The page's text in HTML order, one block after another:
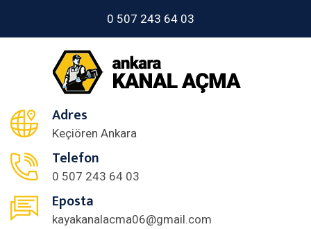
0 507 243 64 03
Adres
Keçiören Ankara
Telefon
0 507 243 64 03
Eposta
kayakanalacma06@gmail.com